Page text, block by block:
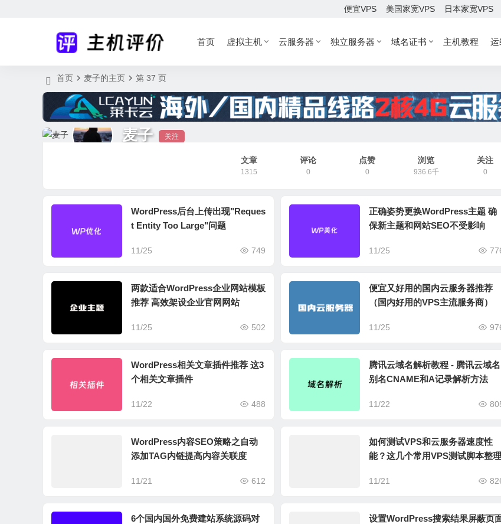
便宜VPS 美国家宽VPS 日本家宽VPS
首页 虚拟主机 云服务器 独立服务器 域名证书 主机教程 运
首页 麦子的主页 第 37 页
麦子 关注
文章
1315
评论
0
点赞
0
浏览
936.6千
关注
0
WordPress后台上传出现"Reques
t Entity Too Large"问题
11/25 749
正确姿势更换WordPress主题 确
保新主题和网站SEO不受影响
11/25
两款适合WordPress企业网站模板
推荐 高效架设企业官网网站
11/25 502
便宜又好用的国内云服务器推荐
（国内好用的VPS主流服务商）
11/25
WordPress相关文章插件推荐 这3
个相关文章插件
11/22 488
腾讯云域名解析教程 - 腾讯云域名
别名CNAME和A记录解析方法
11/22
WordPress内容SEO策略之自动
添加TAG内链提高内容关联度
11/21 612
如何测试VPS和云服务器速度性
能？这几个常用VPS测试脚本整理
11/21
6个国内国外免费建站系统源码对
设置WordPress搜索结果屏蔽页